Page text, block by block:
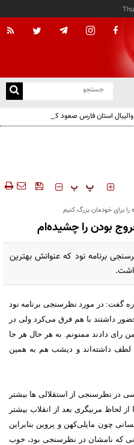
استان فارس صعود کرد
‍‍‍ پ پ
را برای خودمان بزرگ کنیم
بودن را چشیده‌ام
برنامه نود که عنوانش بهترین
گفت: در مورد نظرسنجی برنامه نود
حضور داشتند با هم فرق می‌کرد ولی در
رای دادند ممنونم. به هر حال هر جا
لطف داشته‌اند و دیشب هم به همین
در نظرسنجی از استقلالی ها بیشتر
لحاظ مربیگری بعد از انقلاب بیشتر
چون مایلی‌کهن و پروین بنابراین
که نامشان در نظرسنجی بود، خوب